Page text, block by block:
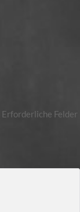
Erforderliche Felder